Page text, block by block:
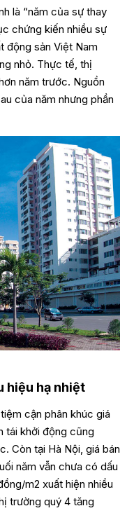
là “năm của sự thay
chứng kiến nhiều sự
động sản Việt Nam
nhỏ. Thực tế, thị
năm trước. Nguồn
của năm nhưng phần
hiệu hạ nhiệt
cận phân khúc giá
tái khởi động cũng
Còn tại Hà Nội, giá bán
năm vẫn chưa có dấu
m2 xuất hiện nhiều
trường quý 4 tăng